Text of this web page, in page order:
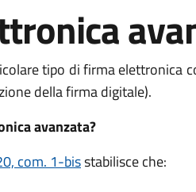
tipo di firma
della firma digitale).
avanzata?
com. 1-bisstabilisce che: